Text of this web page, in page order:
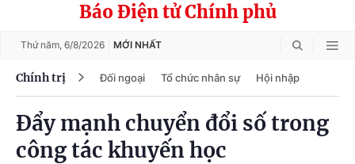
Báo Điện tử Chính phủ
Thứ năm, 6/8/2026 MỚI NHẤT
Chính trị Đối ngoại Tổ chức nhân sự Hội nhập
Đẩy mạnh chuyển đổi số trong
công tác khuyến học